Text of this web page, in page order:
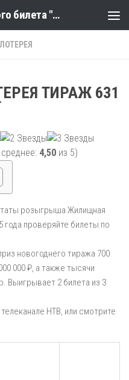
Онлайн проверка лотерейного билета "Столото" по номеру тиража
ТИРАЖ 631
4,50 из 5)
розыгрыша Жилищная
года проверяйте билеты по
новогоднего тиража 700
000 ₽, а также тысячи
Выигрывает 2 билета из 3
НТВ, или смотрите